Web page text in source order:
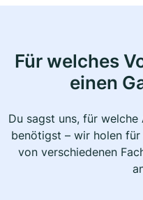
Für welches
einen
Du sagst uns, für
benötigst – wir holen
von verschiedenen